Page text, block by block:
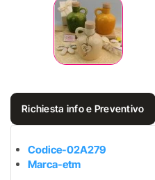
Richiesta info e Preventivo
Codice-02A279
Marca-etm